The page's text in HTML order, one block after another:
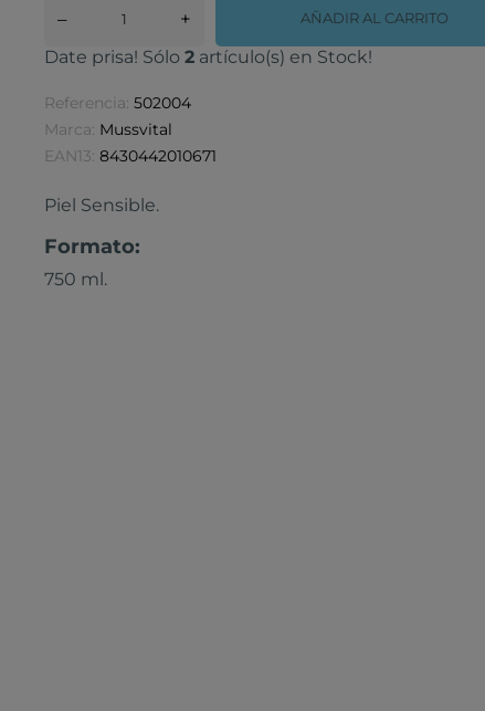
– + AÑADIR AL CARRITO
Date prisa! Sólo 2artículo(s) en Stock!
Referencia: 502004
Marca: Mussvital
EAN13: 8430442010671
Piel Sensible.
Formato:
750 ml.